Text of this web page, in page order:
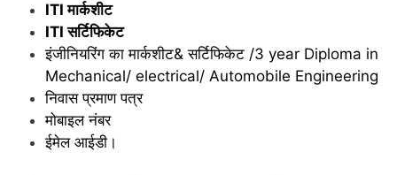
ITI मार्कशीट
ITI सर्टिफिकेट
इंजीनियरिंग का मार्कशीट& सर्टिफिकेट /3 year Diploma in
Mechanical/ electrical/ Automobile Engineering
निवास प्रमाण पत्र
मोबाइल नंबर
ईमेल आईडी।